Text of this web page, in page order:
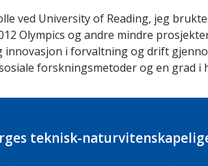
ved University of Reading, jeg
Olympics og andre mindre
innovasjon i forvaltning og drift
forskningsmetoder og en grad i
teknisk-